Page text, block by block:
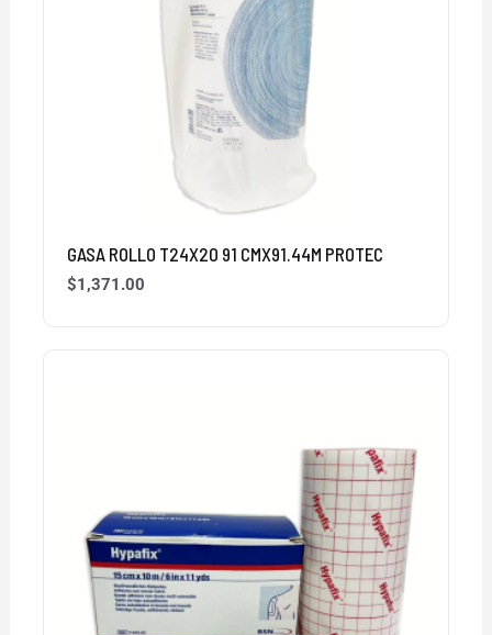
GASA ROLLO T24X20 91 CMX91.44M PROTEC
$1,371.00